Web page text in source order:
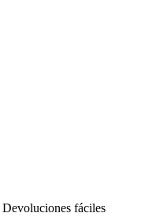
Devoluciones fáciles